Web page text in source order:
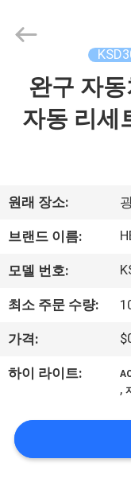
소
개
VR
쇼
회
소
2025
Rights
완구 자
자동 리세
원래 장소:
브랜드 이름:
모델 번호:
최소 주문 수량:
가격:
하이 라이트:
,